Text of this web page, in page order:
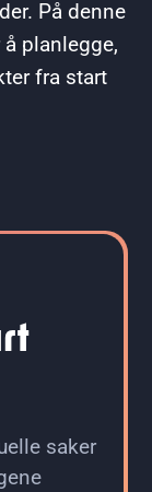
På denne
planlegge,
fra start
saker